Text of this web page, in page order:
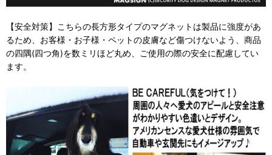
【安全対策】こちらの長方形タイプのマグネットは製品に強度があ
るため、お客様・お子様・ペットの皮膚など傷つけないよう、商品
の四隅(四つ角)を数ミリほど丸め、ご使用の際の安全に配慮してい
ます。